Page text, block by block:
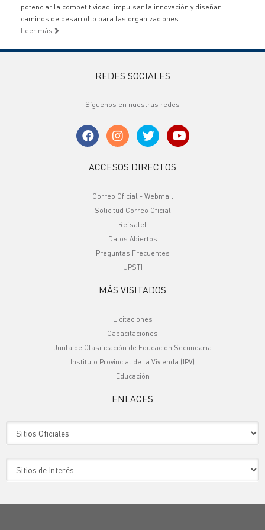
potenciar la competitividad, impulsar la innovación y diseñar
caminos de desarrollo para las organizaciones.
Leer más
REDES SOCIALES
Síguenos en nuestras redes
ACCESOS DIRECTOS
Correo Oficial - Webmail
Solicitud Correo Oficial
Refsatel
Datos Abiertos
Preguntas Frecuentes
UPSTI
MÁS VISITADOS
Licitaciones
Capacitaciones
Junta de Clasificación de Educación Secundaria
Instituto Provincial de la Vivienda (IPV)
Educación
ENLACES